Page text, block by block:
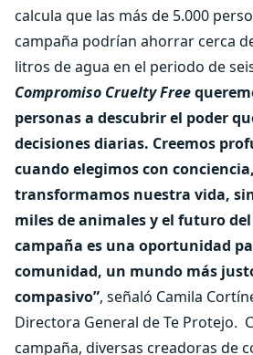
calcula que las más de 5.000
campaña podrían ahorrar cerca
litros de agua en el periodo de
Compromiso Cruelty Free
personas a descubrir el poder
decisiones diarias. Creemos
cuando elegimos con
transformamos nuestra vida,
miles de animales y el futuro
campaña es una oportunidad
comunidad, un mundo más
compasivo”, señaló Camila
Directora General de Te Protejo.
campaña, diversas creadoras de